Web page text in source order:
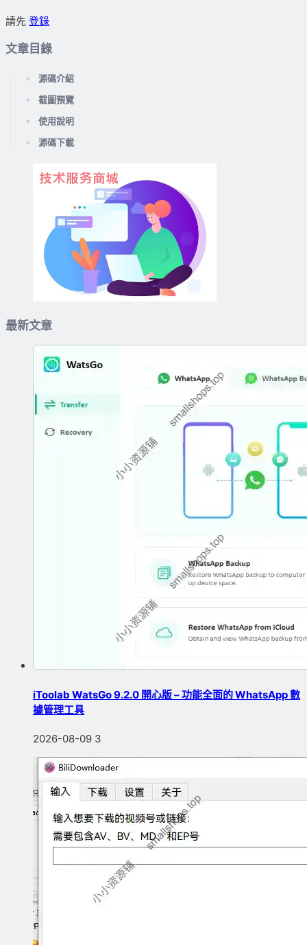
請先 登錄
文章目錄
源碼介紹
截圖預覽
使用說明
源碼下載
最新文章
iToolab WatsGo 9.2.0 開心版 – 功能全面的 WhatsApp 數
據管理工具
2026-08-09 3